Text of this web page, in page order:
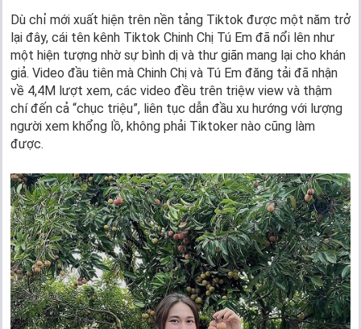
Dù chỉ mới xuất hiện trên nền tảng Tiktok được một năm trở
lại đây, cái tên kênh Tiktok Chinh Chị Tú Em đã nổi lên như
một hiện tượng nhờ sự bình dị và thư giãn mang lại cho khán
giả. Video đầu tiên mà Chinh Chị và Tú Em đăng tải đã nhận
về 4,4M lượt xem, các video đều trên triệw view và thậm
chí đến cả “chục triệu”, liên tục dẫn đầu xu hướng với lượng
người xem khổng lồ, không phải Tiktoker nào cũng làm
được.